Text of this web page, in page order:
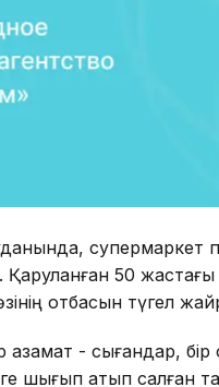
супермаркет
50
отбасын түгел
азамат - сығандар,
шығып атып салған